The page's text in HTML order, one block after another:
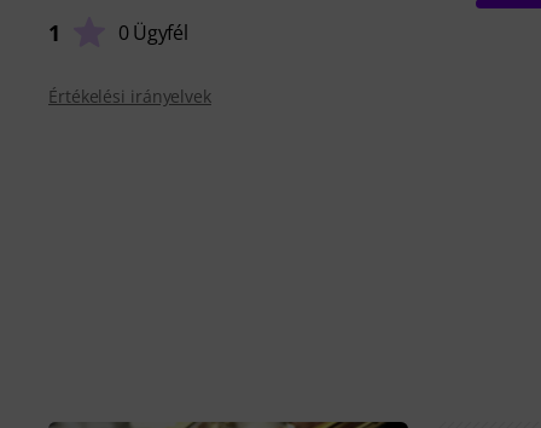
1 0 Ügyfél
Értékelési irányelvek